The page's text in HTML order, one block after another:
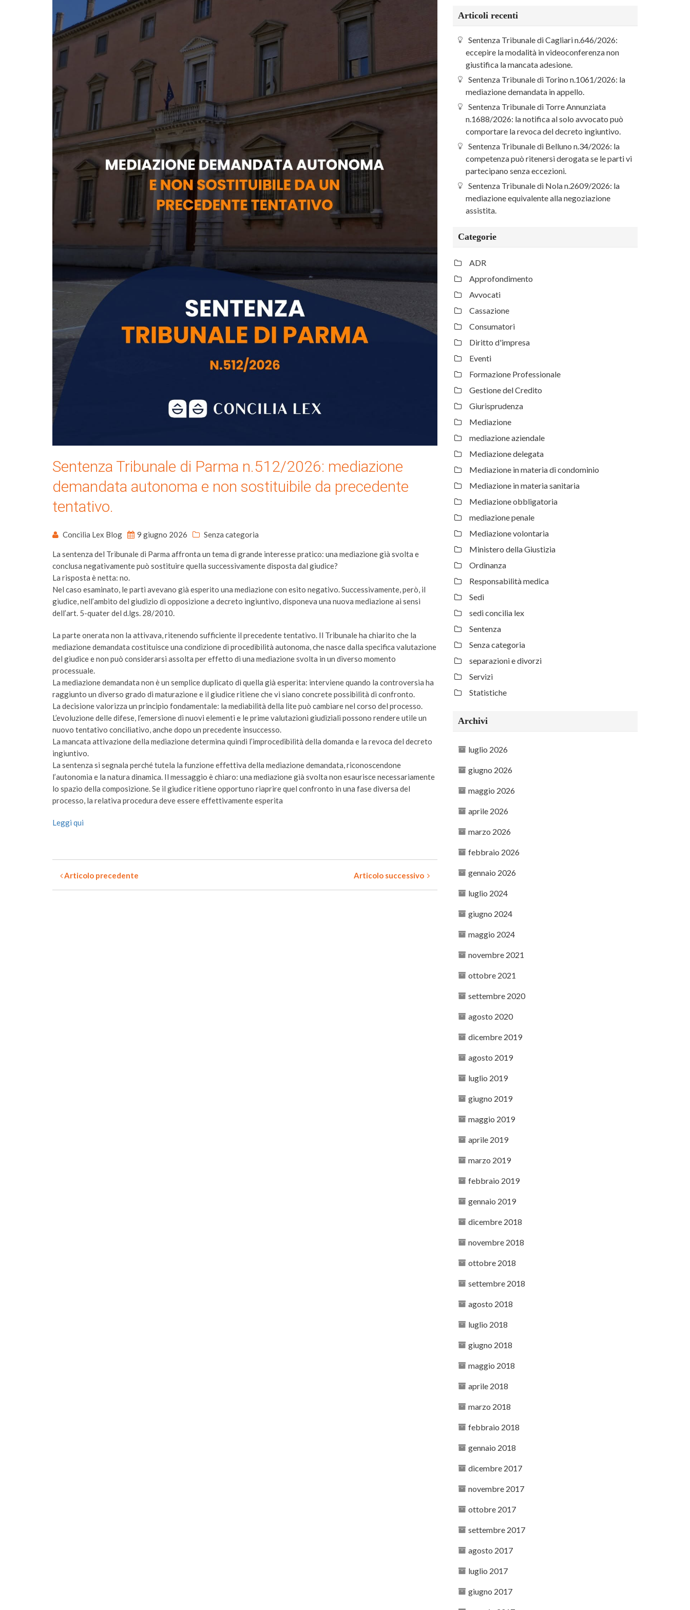
Sentenza Tribunale di Parma n.512/2026: mediazione
demandata autonoma e non sostituibile da precedente
tentativo.
Concilia Lex Blog 9 giugno 2026 Senza categoria
La sentenza del Tribunale di Parma affronta un tema di grande interesse pratico: una mediazione già svolta e
conclusa negativamente può sostituire quella successivamente disposta dal giudice?
La risposta è netta: no.
Nel caso esaminato, le parti avevano già esperito una mediazione con esito negativo. Successivamente, però, il
giudice, nell’ambito del giudizio di opposizione a decreto ingiuntivo, disponeva una nuova mediazione ai sensi
dell’art. 5-quater del d.lgs. 28/2010.
La parte onerata non la attivava, ritenendo sufficiente il precedente tentativo. Il Tribunale ha chiarito che la
mediazione demandata costituisce una condizione di procedibilità autonoma, che nasce dalla specifica valutazione
del giudice e non può considerarsi assolta per effetto di una mediazione svolta in un diverso momento
processuale.
La mediazione demandata non è un semplice duplicato di quella già esperita: interviene quando la controversia ha
raggiunto un diverso grado di maturazione e il giudice ritiene che vi siano concrete possibilità di confronto.
La decisione valorizza un principio fondamentale: la mediabilità della lite può cambiare nel corso del processo.
L’evoluzione delle difese, l’emersione di nuovi elementi e le prime valutazioni giudiziali possono rendere utile un
nuovo tentativo conciliativo, anche dopo un precedente insuccesso.
La mancata attivazione della mediazione determina quindi l’improcedibilità della domanda e la revoca del decreto
ingiuntivo.
La sentenza si segnala perché tutela la funzione effettiva della mediazione demandata, riconoscendone
l’autonomia e la natura dinamica. Il messaggio è chiaro: una mediazione già svolta non esaurisce necessariamente
lo spazio della composizione. Se il giudice ritiene opportuno riaprire quel confronto in una fase diversa del
processo, la relativa procedura deve essere effettivamente esperita
Leggi qui
Articolo precedente Articolo successivo
Articoli recenti
Sentenza Tribunale di Cagliari n.646/2026:
eccepire la modalità in videoconferenza non
giustifica la mancata adesione.
Sentenza Tribunale di Torino n.1061/2026: la
mediazione demandata in appello.
Sentenza Tribunale di Torre Annunziata
n.1688/2026: la notifica al solo avvocato può
comportare la revoca del decreto ingiuntivo.
Sentenza Tribunale di Belluno n.34/2026: la
competenza può ritenersi derogata se le parti vi
partecipano senza eccezioni.
Sentenza Tribunale di Nola n.2609/2026: la
mediazione equivalente alla negoziazione
assistita.
Categorie
ADR
Approfondimento
Avvocati
Cassazione
Consumatori
Diritto d'impresa
Eventi
Formazione Professionale
Gestione del Credito
Giurisprudenza
Mediazione
mediazione aziendale
Mediazione delegata
Mediazione in materia di condominio
Mediazione in materia sanitaria
Mediazione obbligatoria
mediazione penale
Mediazione volontaria
Ministero della Giustizia
Ordinanza
Responsabilità medica
Sedi
sedi concilia lex
Sentenza
Senza categoria
separazioni e divorzi
Servizi
Statistiche
Archivi
luglio 2026
giugno 2026
maggio 2026
aprile 2026
marzo 2026
febbraio 2026
gennaio 2026
luglio 2024
giugno 2024
maggio 2024
novembre 2021
ottobre 2021
settembre 2020
agosto 2020
dicembre 2019
agosto 2019
luglio 2019
giugno 2019
maggio 2019
aprile 2019
marzo 2019
febbraio 2019
gennaio 2019
dicembre 2018
novembre 2018
ottobre 2018
settembre 2018
agosto 2018
luglio 2018
giugno 2018
maggio 2018
aprile 2018
marzo 2018
febbraio 2018
gennaio 2018
dicembre 2017
novembre 2017
ottobre 2017
settembre 2017
agosto 2017
luglio 2017
giugno 2017